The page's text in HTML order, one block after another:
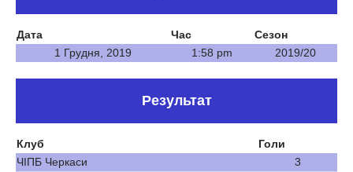
Дата Час
Сезон
1 Грудня, 2019
1:58 pm 2019/20
Результат
Клуб
Голи
ЧІПБ Черкаси
3